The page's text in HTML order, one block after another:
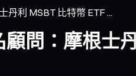
丹利 MSBT 比特幣 ETF ...
顧問：摩根士